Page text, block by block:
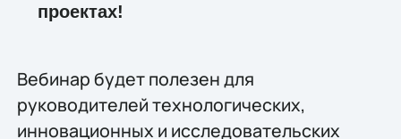
проектах!
Вебинар будет полезен для
руководителей технологических,
инновационных и исследовательских